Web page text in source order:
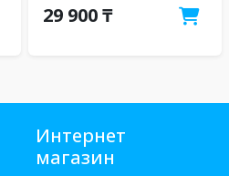
29 900 ₸
Интернет
магазин